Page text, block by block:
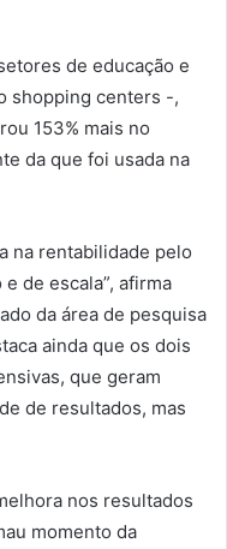
de educação e
shopping centers -,
153% mais no
da que foi usada na
na rentabilidade pelo
de escala”, afirma
da área de pesquisa
ainda que os dois
que geram
de resultados, mas
nos resultados
momento da